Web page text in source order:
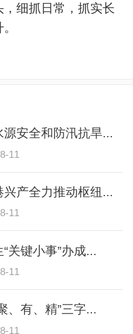
细抓日常，抓实长
安全和防汛抗旱...
11
产全力推动枢纽...
11
关键小事”办成...
11
、有、精”三字...
11